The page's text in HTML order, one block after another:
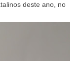
deste ano, no